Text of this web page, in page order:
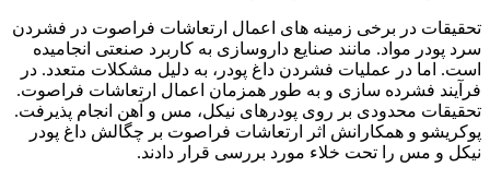
تحقیقات در برخی زمینه های اعمال ارتعاشات فراصوت در فشردن
سرد پودر مواد. مانند صنایع داروسازی به کاربرد صنعتی انجامیده
است. اما در عملیات فشردن داغ پودر، به دلیل مشکلات متعدد. در
فرآیند فشرده سازی و به طور همزمان اعمال ارتعاشات فراصوت.
تحقیقات محدودی بر روی پودرهای نیکل، مس و آهن انجام پذیرفت.
پوکریشو و همکارانش اثر ارتعاشات فراصوت بر چگالش داغ پودر
نیکل و مس را تحت خلاء مورد بررسی قرار دادند.